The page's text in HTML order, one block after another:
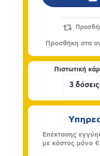
Πιστωτική
Επέκτασης
με κόστος μόνο